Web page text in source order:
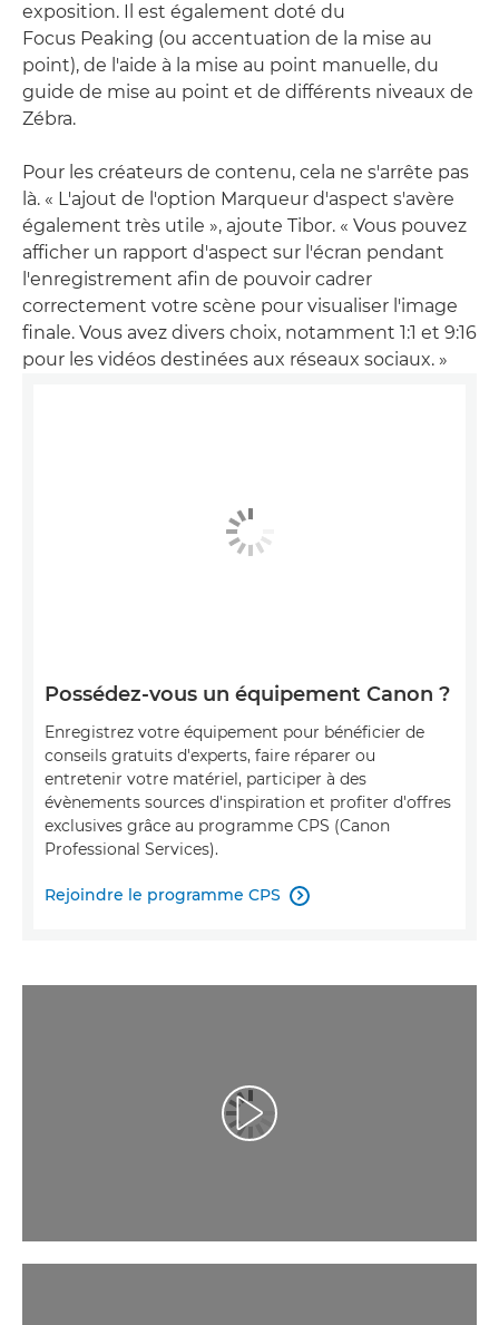
exposition. Il est également doté du
Focus Peaking (ou accentuation de la mise au
point), de l'aide à la mise au point manuelle, du
guide de mise au point et de différents niveaux de
Zébra.
Pour les créateurs de contenu, cela ne s'arrête pas
là. « L'ajout de l'option Marqueur d'aspect s'avère
également très utile », ajoute Tibor. « Vous pouvez
afficher un rapport d'aspect sur l'écran pendant
l'enregistrement afin de pouvoir cadrer
correctement votre scène pour visualiser l'image
finale. Vous avez divers choix, notamment 1:1 et 9:16
pour les vidéos destinées aux réseaux sociaux. »
Possédez-vous un équipement Canon ?
Enregistrez votre équipement pour bénéficier de
conseils gratuits d'experts, faire réparer ou
entretenir votre matériel, participer à des
évènements sources d'inspiration et profiter d'offres
exclusives grâce au programme CPS (Canon
Professional Services).
Rejoindre le programme CPS 
Lancer la vidéo